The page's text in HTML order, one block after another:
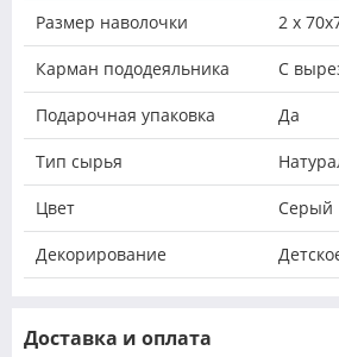
Размер наволочки 2 х
Карман пододеяльника С
Подарочная упаковка Да
Тип сырья
Цвет Серый
Декорирование
Доставка и оплата